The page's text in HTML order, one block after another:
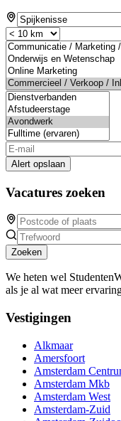
Alert opslaan
Vacatures zoeken
Zoeken
We heten wel
als je al wat meer
Vestigingen
Alkmaar
Amersfoort
Amsterdam
Amsterdam Mkb
Amsterdam West
Amsterdam-Zuid